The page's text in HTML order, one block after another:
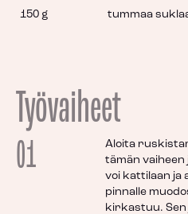
tummaa
150 g
Työvaiheet
01
Aloita
tämän vaiheen
voi kattilaan ja
pinnalle
kirkastuu. Sen